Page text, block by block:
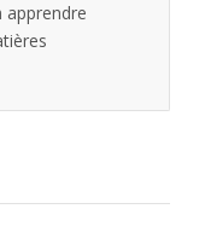
apprendre